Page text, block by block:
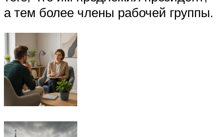
а тем более члены рабочей группы.